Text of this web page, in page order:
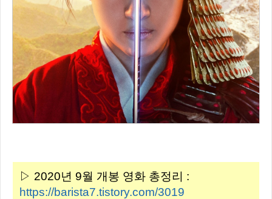
▷ 2020년 9월 개봉 영화 총정리 :
https://barista7.tistory.com/3019